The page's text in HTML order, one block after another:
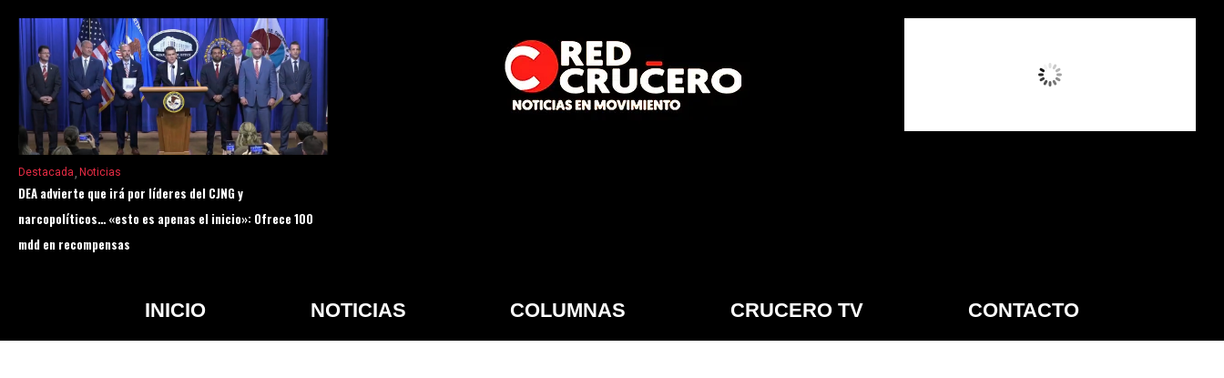
Destacada Noticias
DEA advierte que irá por líderes del CJNG y
narcopolíticos… «esto es apenas el inicio»: Ofrece 100
mdd en recompensas
INICIO NOTICIAS COLUMNAS CRUCERO TV CONTACTO